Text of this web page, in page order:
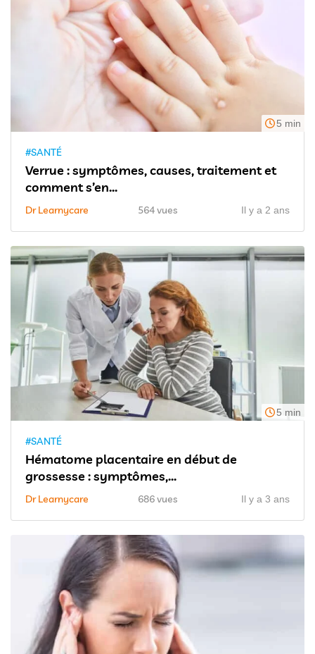
5 min
#SANTÉ
Verrue : symptômes, causes, traitement et
comment s’en...
Dr Learnycare 564 vues Il y a 2 ans
5 min
#SANTÉ
Hématome placentaire en début de
grossesse : symptômes,...
Dr Learnycare 686 vues Il y a 3 ans